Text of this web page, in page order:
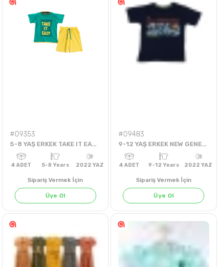
ADET
#09353
5-8 YAŞ ERKEK TAKE IT EASY ŞORTLU TAKIM
Sipariş Vermek İçin
Üye Ol
#09483
9-12 YAŞ ERKEK NEW GENERATION NEXT TİŞÖRT
Sipariş Vermek İçin
Üye Ol